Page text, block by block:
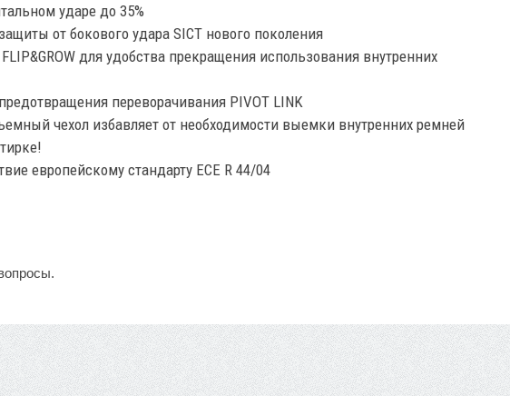
ударе до 35%
от бокового удара SICT нового поколения
для удобства прекращения использования внутренних
переворачивания PIVOT LINK
чехол избавляет от необходимости выемки внутренних ремней
европейскому стандарту ECE R 44/04